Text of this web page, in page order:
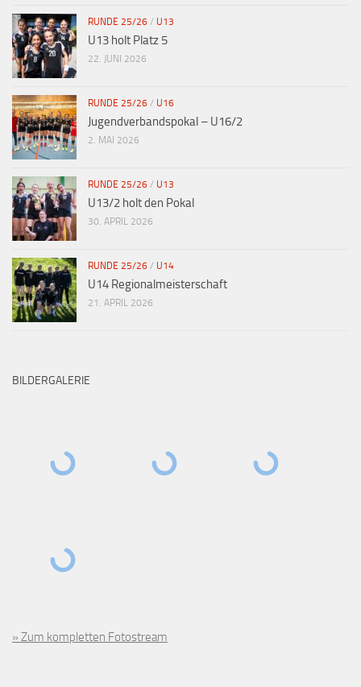
RUNDE 25/26 / U13
U13 holt Platz 5
22. JUNI 2026
RUNDE 25/26 / U16
Jugendverbandspokal – U16/2
2. MAI 2026
RUNDE 25/26 / U13
U13/2 holt den Pokal
30. APRIL 2026
RUNDE 25/26 / U14
U14 Regionalmeisterschaft
21. APRIL 2026
BILDERGALERIE
» Zum kompletten Fotostream